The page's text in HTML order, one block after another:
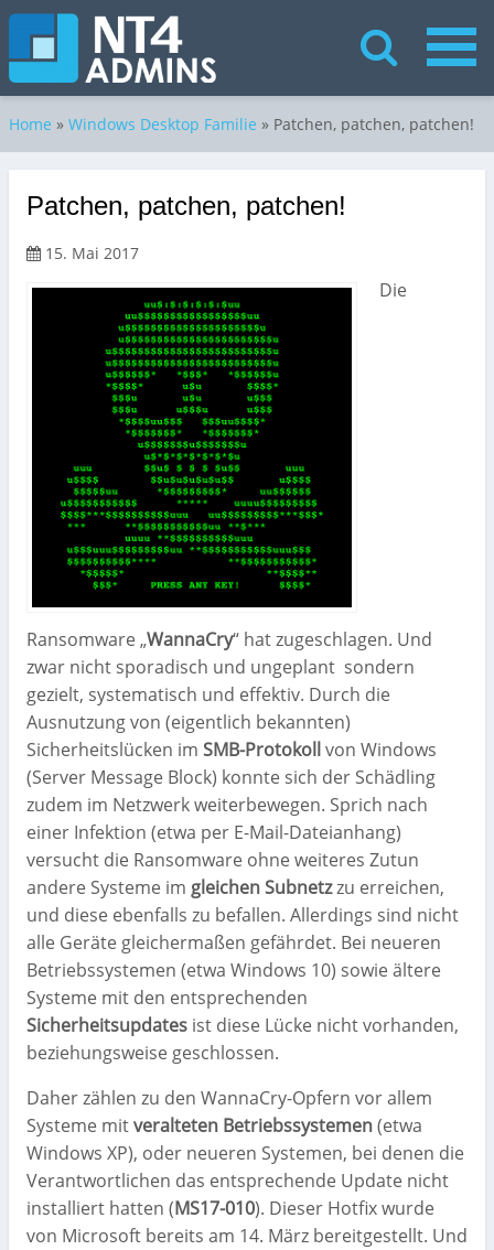
Home » Windows Desktop Familie » Patchen, patchen, patchen!
Patchen, patchen, patchen!
15. Mai 2017
Die
Ransomware „WannaCry“ hat zugeschlagen. Und
zwar nicht sporadisch und ungeplant sondern
gezielt, systematisch und effektiv. Durch die
Ausnutzung von (eigentlich bekannten)
Sicherheitslücken im SMB-Protokoll von Windows
(Server Message Block) konnte sich der Schädling
zudem im Netzwerk weiterbewegen. Sprich nach
einer Infektion (etwa per E-Mail-Dateianhang)
versucht die Ransomware ohne weiteres Zutun
andere Systeme im gleichen Subnetzzu erreichen,
und diese ebenfalls zu befallen. Allerdings sind nicht
alle Geräte gleichermaßen gefährdet. Bei neueren
Betriebssystemen (etwa Windows 10) sowie ältere
Systeme mit den entsprechenden
Sicherheitsupdates ist diese Lücke nicht vorhanden,
beziehungsweise geschlossen.
Daher zählen zu den WannaCry-Opfern vor allem
Systeme mitveralteten Betriebssystemen(etwa
Windows XP), oder neueren Systemen, bei denen die
Verantwortlichen das entsprechende Update nicht
installiert hatten (MS17-010). Dieser Hotfix wurde
von Microsoft bereits am 14. März bereitgestellt. Und